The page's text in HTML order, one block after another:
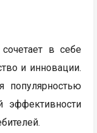
в себе
и инновации.
популярностью
эффективности